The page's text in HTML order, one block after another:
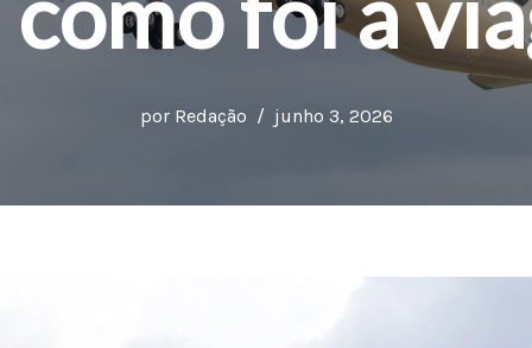
por Redação junho 3, 2026